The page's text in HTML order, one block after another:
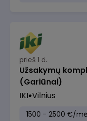
prieš 1 d.
Užsakymų
(Gariūnai)
IKI Vilnius
1500 - 2500 €/